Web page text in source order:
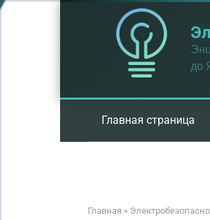
Перейти
до
Главная страница
Главная »